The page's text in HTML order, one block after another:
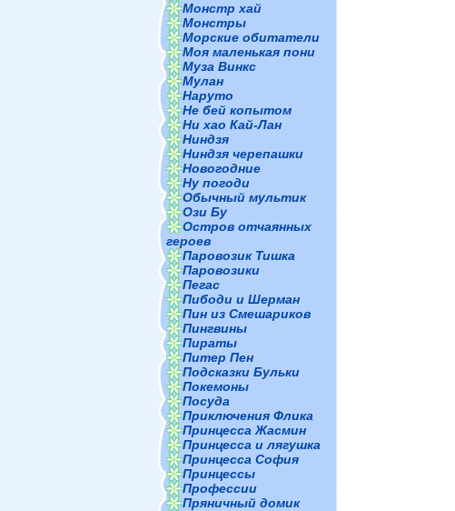
Монстр хай
Монстры
Морские обитатели
Моя маленькая пони
Муза Винкс
Мулан
Наруто
Не бей копытом
Ни хао Кай-Лан
Ниндзя
Ниндзя черепашки
Новогодние
Ну погоди
Обычный мультик
Ози Бу
Остров отчаянных
героев
Паровозик Тишка
Паровозики
Пегас
Пибоди и Шерман
Пин из Смешариков
Пингвины
Пираты
Питер Пен
Подсказки Бульки
Покемоны
Посуда
Приключения Флика
Принцесса Жасмин
Принцесса и лягушка
Принцесса София
Принцессы
Профессии
Пряничный домик